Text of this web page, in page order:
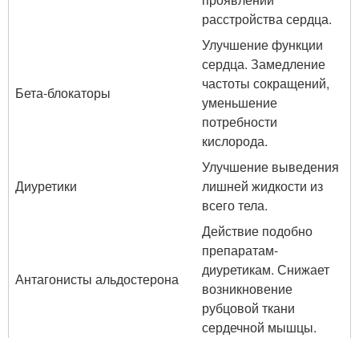
расстройства сердца.
Бета-блокаторы
Улучшение функции
сердца. Замедление
частоты сокращений,
уменьшение
потребности
кислорода.
Диуретики
Улучшение выведения
лишней жидкости из
всего тела.
Антагонисты альдостерона
Действие подобно
препаратам-
диуретикам. Снижает
возникновение
рубцовой ткани
сердечной мышцы.